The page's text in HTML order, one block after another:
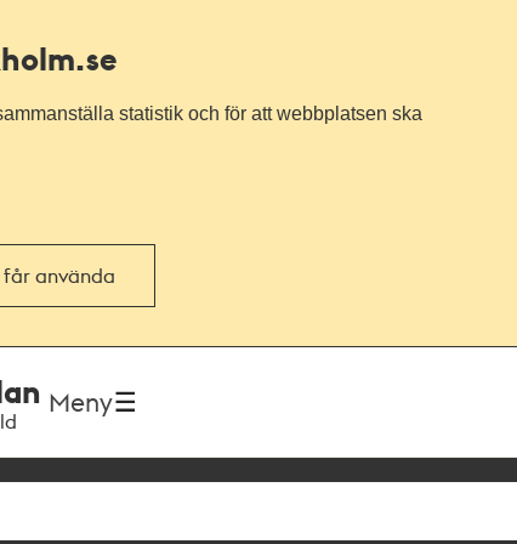
statistik och för att webbplatsen ska
får använda
Meny